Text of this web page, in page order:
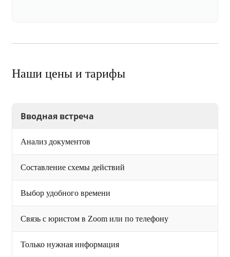
Наши цены и тарифы
Вводная встреча
Анализ документов
Составление схемы действий
Выбор удобного времени
Связь с юристом в Zoom или по телефону
Только нужная информация